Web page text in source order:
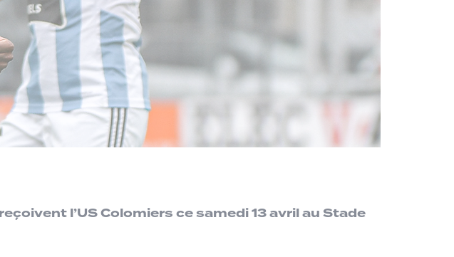
l’US Colomiers ce samedi 13 avril au Stade